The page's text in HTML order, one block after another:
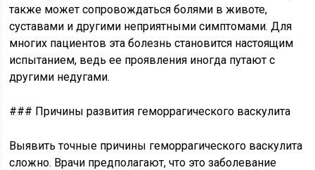
также может сопровождаться болями в животе,
суставами и другими неприятными симптомами. Для
многих пациентов эта болезнь становится настоящим
испытанием, ведь ее проявления иногда путают с
другими недугами.
### Причины развития геморрагического васкулита
Выявить точные причины геморрагического васкулита
сложно. Врачи предполагают, что это заболевание